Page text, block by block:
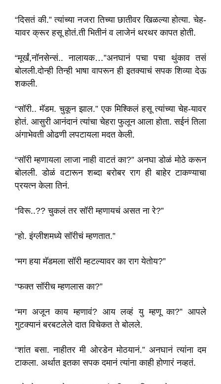
“दिसतं की.” त्यांच्या नजरा तिच्या छातीवर खिळल्या होत्या. चेह-
यावर क्रूर हसू होतं.ती भितीनं व लाजेनं थरथर कापत होती.
“मूर्खं,नॉनसेन्सं.. नालायक…”अनघानं पचा पचा थुंकाव तसं
बोलली.दोन्ही तिन्ही भाषा वापरून ही इतक्याचं सपक शिव्या देऊ
शकली.
“सॉरी.. मॅडम. चुकून झाल.” एक मिश्किलं हसू त्यांच्या चेह-यावर
होतं. आसुरी आनंदानं त्यांचा चेहरा फुलून आला होता. सईनं तिला
अंगाभेवती ओढणी लपटायला मदत केली.
“सॉरी म्हणायला लाजा नाही वाटतं का?” अनघा डोळं मोठे करून
बोलली. डोळं वटारून शब्दा बरोबर राग ही बाहेर टाकण्याचा
प्रयत्न केला तिनं.
“विरू..?? चुकलं तर सॉरी म्हणायचं असत ना रे?”
“हो. इंग्लीशमध्ये सॉरीचं म्हणतात.”
“मग हया मॅडमला सॉरी म्हटल्यावर का राग येतोय?”
“फक्त सॉरीच म्हणलास का?”
“मग अजून काय म्हणावं? आय लव्हं यु म्हणू का?” आपले
गुटक्यानं बरबटलेले दात विचेकत ते बोलले.
“शांत बसा. नाहीतर मी ओरडेन मोठयानं.” अनघानं त्यांना दम
टाकला. अर्थात इतका सपक दमानं त्यांना काही होणारं नव्हतं.